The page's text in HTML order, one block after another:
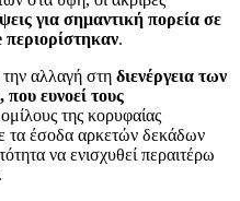
για σημαντική πορεία σε
.
αλλαγή στη διενέργεια των
ευνοεί τους
της κορυφαίας
τα έσοδα αρκετών δεκάδων
να ενισχυθεί περαιτέρω